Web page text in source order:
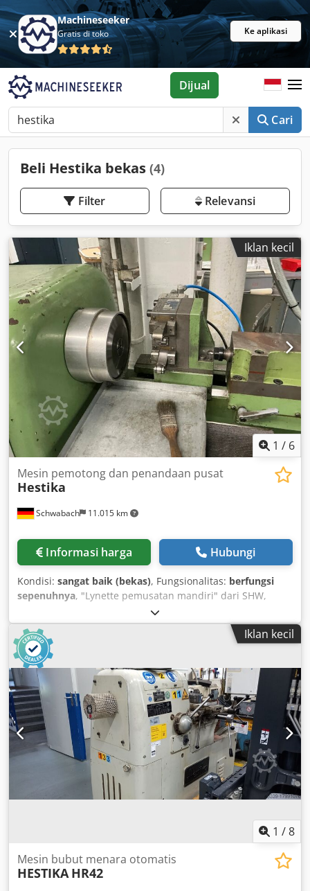
Machineseeker
Gratis di toko Ke aplikasi
Cari
Dijual
Beli Hestika bekas (4)
Filter Relevansi
Iklan kecil
1 / 6
Schwabach 11.015 km
Mesin pemotong dan penandaan pusat
Hestika
Informasi harga Hubungi
Kondisi: sangat baik (bekas), Fungsionalitas: berfungsi
sepenuhnya, "Lynette pemusatan mandiri" dari SHW,
perangkat collet hingga D = 30 mm, stop spindle
berlubang, alur kerja semi-otomatis, mesin cor HESTIKA
berat sebagai badan dasar. Chedpfozkyqbsx Ai NjaIklan kecil
1 /8
Mesin bubut menara otomatis
HESTIKA HR42